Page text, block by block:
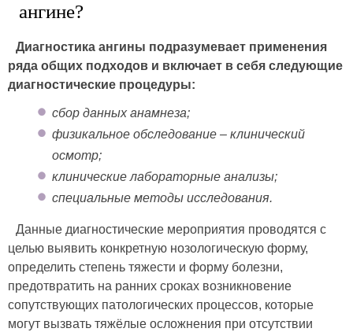
ангине?
Диагностика ангины подразумевает применения
ряда общих подходов и включает в себя следующие
диагностические процедуры:
сбор данных анамнеза;
физикальное обследование – клинический
осмотр;
клинические лабораторные анализы;
специальные методы исследования.
Данные диагностические мероприятия проводятся с
целью выявить конкретную нозологическую форму,
определить степень тяжести и форму болезни,
предотвратить на ранних сроках возникновение
сопутствующих патологических процессов, которые
могут вызвать тяжёлые осложнения при отсутствии